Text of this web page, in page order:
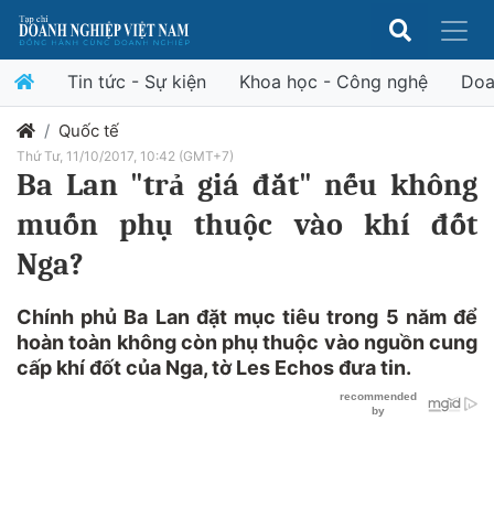
Tin tức - Sự kiện Khoa học - Công nghệ
Quốc tế
Thứ Tư, 11/10/2017, 10:42 (GMT+7)
Ba Lan "trả giá đắt" nếu không
muốn phụ thuộc vào khí đốt
Nga?
Chính phủ Ba Lan đặt mục tiêu trong 5 năm để
hoàn toàn không còn phụ thuộc vào nguồn cung
cấp khí đốt của Nga, tờ Les Echos đưa tin.